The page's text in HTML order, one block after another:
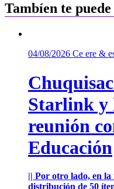
Tambíen te
04/08/2026 Ce ere &
Starlink y
reunión
Educación
|| Por otro lado, en
distribución de 50